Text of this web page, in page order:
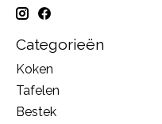
Categorieën
Koken
Tafelen
Bestek